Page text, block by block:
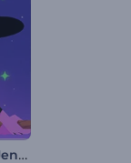
Cadılı Halloween Jeneriği